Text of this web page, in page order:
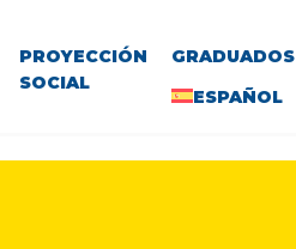
PROYECCIÓN
SOCIAL
GRADUADOS
ESPAÑOL